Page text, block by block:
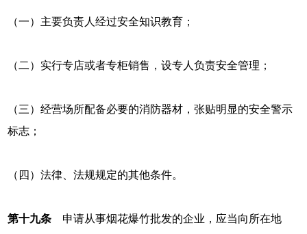
（一）主要负责人经过安全知识教育；
（二）实行专店或者专柜销售，设专人负责安全管理；
（三）经营场所配备必要的消防器材，张贴明显的安全警示
标志；
（四）法律、法规规定的其他条件。
第十九条 申请从事烟花爆竹批发的企业，应当向所在地